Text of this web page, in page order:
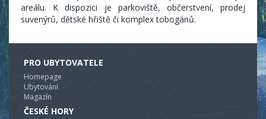
areálu. K dispozici je parkoviště, občerstvení, prodej
suvenýrů, dětské hřiště či komplex tobogánů.
PRO UBYTOVATELE
Homepage
Ubytování
Magazín
ČESKÉ HORY